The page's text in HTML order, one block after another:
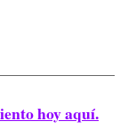
hoy aquí.